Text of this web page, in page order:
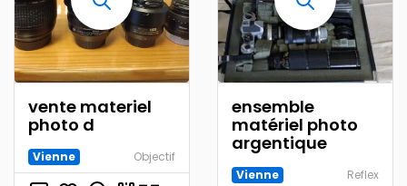
vente materiel
photo d
Vienne Objectif
ensemble
matériel photo
argentique
Vienne Reflex